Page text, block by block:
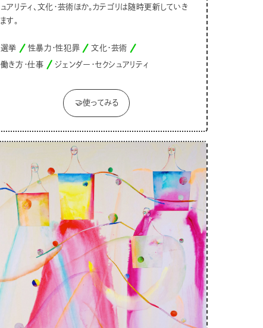
ュアリティ、文化・芸術ほか。カテゴリは随時更新していき
ます。
選挙 性暴力・性犯罪
文化・芸術
働き方・仕事
ジェンダー・セクシュアリティ
🤝使ってみる